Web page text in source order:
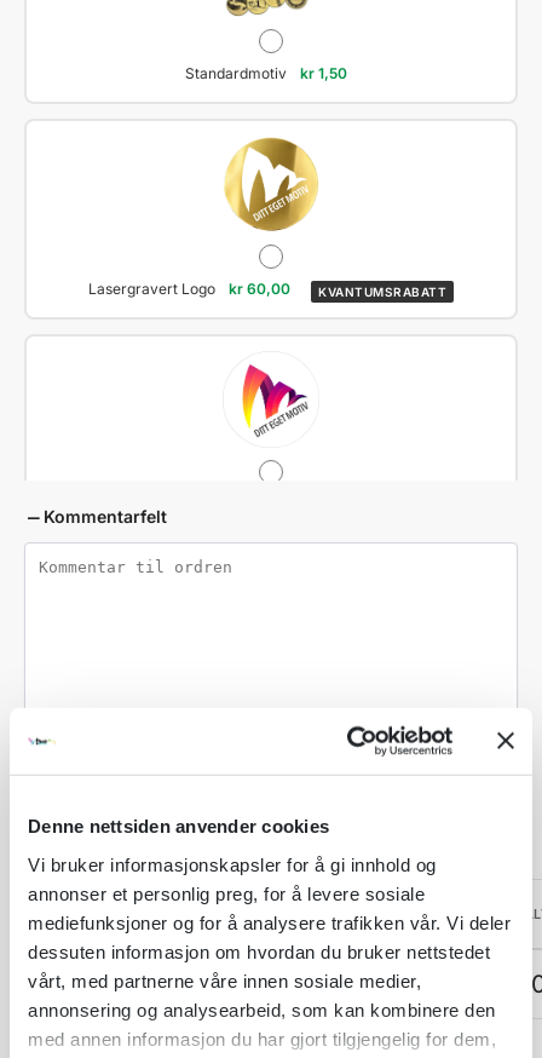
Denne nettsiden anvender cookies
Vi bruker informasjonskapsler for å gi innhold og
annonser et personlig preg, for å levere sosiale
mediefunksjoner og for å analysere trafikken vår. Vi deler
dessuten informasjon om hvordan du bruker nettstedet
vårt, med partnerne våre innen sosiale medier,
annonsering og analysearbeid, som kan kombinere den
med annen informasjon du har gjort tilgjengelig for dem,
Standardmotiv kr 1,50
Lasergravert Logo kr 60,00 KVANTUMSRABATT
Kommentarfelt
ANTALL PER STK
Produktpris: 1 stk kr 455,00 kr